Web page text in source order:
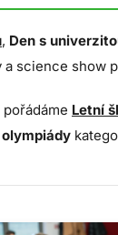
, Den s
a science show
Letní